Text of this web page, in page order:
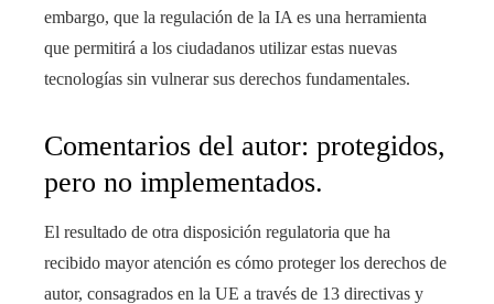
embargo, que la regulación de la IA es una herramienta
que permitirá a los ciudadanos utilizar estas nuevas
tecnologías sin vulnerar sus derechos fundamentales.
Comentarios del autor: protegidos,
pero no implementados.
El resultado de otra disposición regulatoria que ha
recibido mayor atención es cómo proteger los derechos de
autor, consagrados en la UE a través de 13 directivas y